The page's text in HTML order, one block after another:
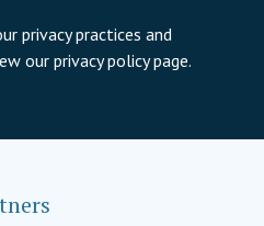
privacy practices and
our privacy policy page.